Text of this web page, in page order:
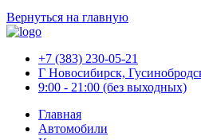
Вернуться на главную
+7 (383) 230-05-21
Г Новосибирск,
9:00 - 21:00 (без выходных)
Главная
Автомобили